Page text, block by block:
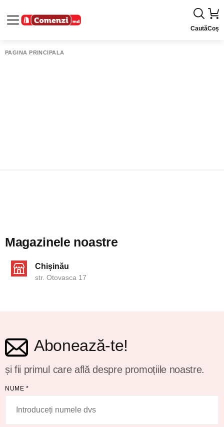
CautăCoș
PAGINA PRINCIPALĂ
Magazinele noastre
Chișinău
str. Otovasca 17
Abonează-te!
și fii primul care află despre promoțiile noastre.
NUME *